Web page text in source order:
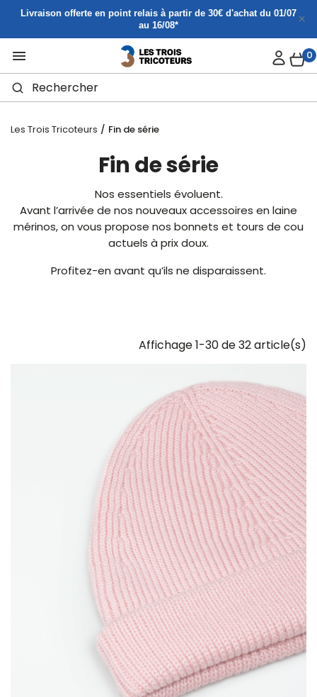
Panneau de gestion des cookies
Livraison offerte en point relais à partir de 30€ d'achat du 01/07
au 16/08*
 0
Les Trois Tricoteurs Fin de série
Fin de série
Nos essentiels évoluent.
Avant l’arrivée de nos nouveaux accessoires en laine
mérinos, on vous propose nos bonnets et tours de cou
actuels à prix doux.
Profitez-en avant qu’ils ne disparaissent.
Affichage 1-30 de 32 article(s)